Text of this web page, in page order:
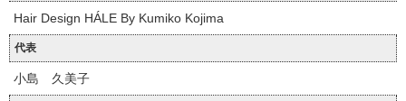
Hair Design HÁLE By Kumiko Kojima
代表
小島 久美子